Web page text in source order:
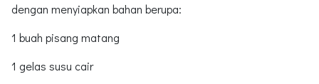
dengan menyiapkan bahan berupa:
1 buah pisang matang
1 gelas susu cair